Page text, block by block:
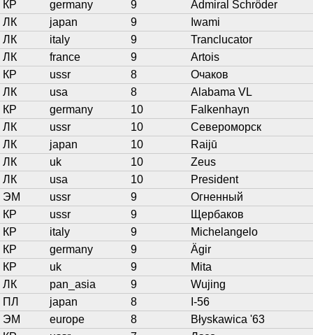
КР germany 9
Admiral Schröder
ЛК
japan 9
Iwami
ЛК
italy 9
Tranclucator
ЛК
france 9
Artois
КР
ussr 8
Очаков
ЛК
usa 8
Alabama VL
КР
germany 10
Falkenhayn
ЛК
ussr 10
Североморск
ЛК
japan 10
Raijū
ЛК
uk 10
Zeus
ЛК
usa 10
President
ЭМ
ussr 9
Огненный
КР
ussr 9
Щербаков
КР
italy 9
Michelangelo
КР
germany 9
Ägir
КР
uk 9
Mita
ЛК
pan_asia 9
Wujing
ПЛ
japan 8
I-56
ЭМ
europe 8
Błyskawica '63